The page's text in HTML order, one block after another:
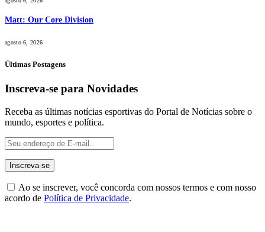
Matt: Our Core Division
agosto 6, 2026
Últimas Postagens
Inscreva-se para Novidades
Receba as últimas notícias esportivas do Portal de Notícias sobre o
mundo, esportes e política.
Ao se inscrever, você concorda com nossos termos e com nosso
acordo de Política de Privacidade.